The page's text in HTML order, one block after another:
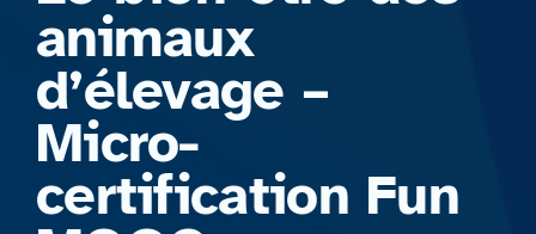
animaux
d’élevage –
Micro-
certification Fun